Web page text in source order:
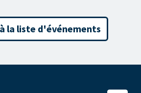
la liste d'événements